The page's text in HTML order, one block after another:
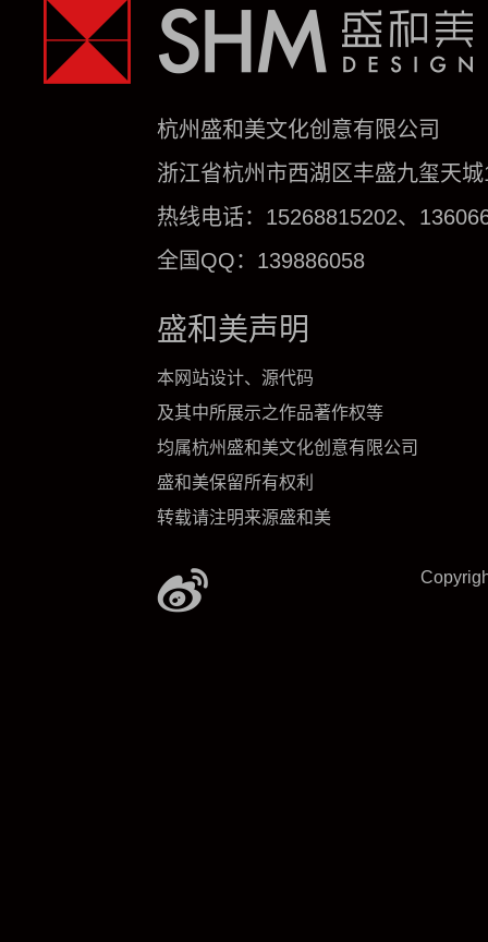
杭州盛和美文化创意有限公司
浙江省杭州市西湖区丰盛九玺天
热线电话：15268815202、
全国QQ：139886058
盛和美声明
本网站设计、源代码
及其中所展示之作品著作权等
均属杭州盛和美文化创意有限公司
盛和美保留所有权利
转载请注明来源盛和美